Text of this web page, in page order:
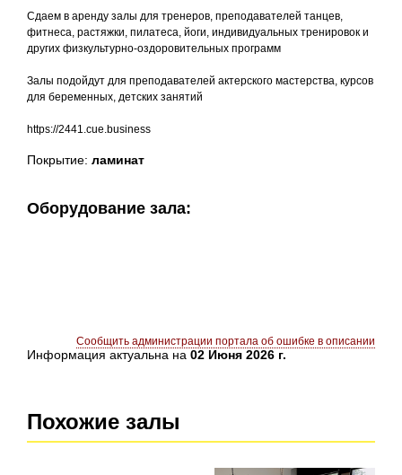
Сдаем в аренду залы для тренеров, преподавателей танцев,
фитнеса, растяжки, пилатеса, йоги, индивидуальных тренировок и
других физкультурно-оздоровительных программ
Залы подойдут для преподавателей актерского мастерства, курсов
для беременных, детских занятий
https://2441.cue.business
Покрытие: ламинат
Оборудование зала:
Сообщить администрации портала об ошибке в описании
Информация актуальна на 02 Июня 2026 г.
Похожие залы